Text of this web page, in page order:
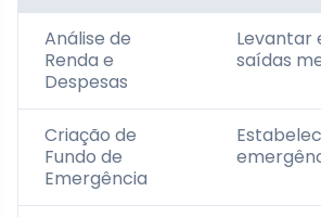
Análise de
Renda e
Despesas
Levantar
saídas
Criação de
Fundo de
Emergência